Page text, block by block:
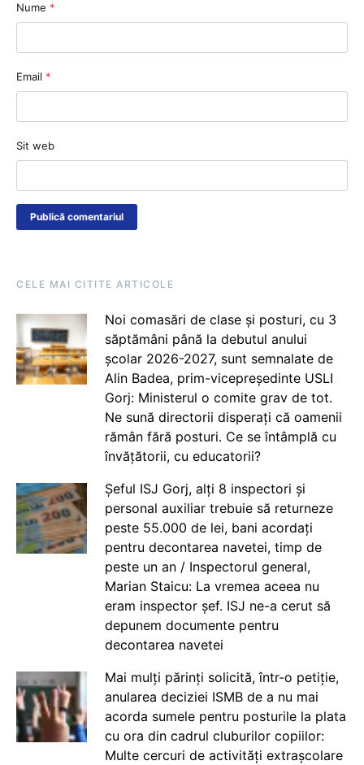
Nume *
Email *
Sit web
CELE MAI CITITE ARTICOLE
Noi comasări de clase și posturi, cu 3
săptămâni până la debutul anului
școlar 2026-2027, sunt semnalate de
Alin Badea, prim-vicepreședinte USLI
Gorj: Ministerul o comite grav de tot.
Ne sună directorii disperați că oamenii
rămân fără posturi. Ce se întâmplă cu
învățătorii, cu educatorii?
Șeful ISJ Gorj, alți 8 inspectori și
personal auxiliar trebuie să returneze
peste 55.000 de lei, bani acordați
pentru decontarea navetei, timp de
peste un an / Inspectorul general,
Marian Staicu: La vremea aceea nu
eram inspector șef. ISJ ne-a cerut să
depunem documente pentru
decontarea navetei
Mai mulți părinți solicită, într-o petiție,
anularea deciziei ISMB de a nu mai
acorda sumele pentru posturile la plata
cu ora din cadrul cluburilor copiilor:
Multe cercuri de activități extrașcolare